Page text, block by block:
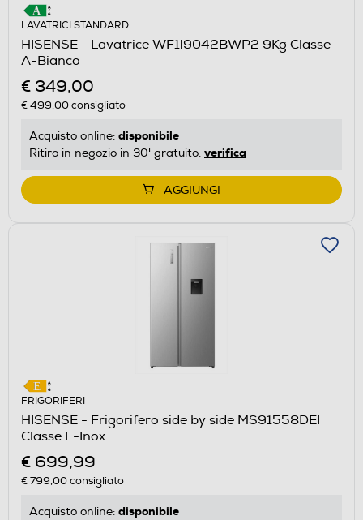
LAVATRICI STANDARD
HISENSE - Lavatrice WF1I9042BWP2 9Kg Classe
A-Bianco
€ 349,00
€ 499,00consigliato
Acquisto online: disponibile
Ritiro in negozio in 30' gratuito: verifica
AGGIUNGI
FRIGORIFERI
HISENSE - Frigorifero side by side MS91558DEI
Classe E-Inox
€ 699,99
€ 799,00consigliato
Acquisto online: disponibile